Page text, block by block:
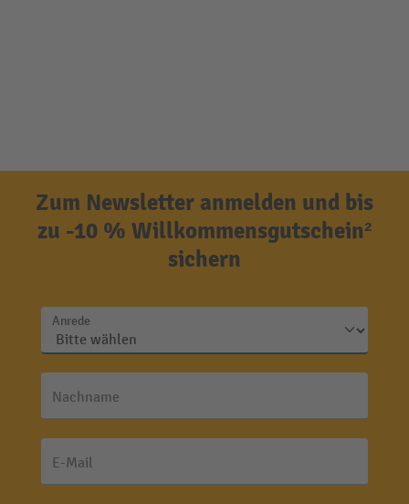
Zum Newsletter anmelden und bis
zu -10 % Willkommensgutschein²
sichern
Anrede
Nachname
E-Mail